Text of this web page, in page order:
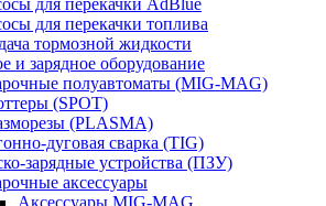
для перекачки AdBlue
для перекачки топлива
тормозной жидкости
и зарядное оборудование
полуавтоматы (MIG-MAG)
(SPOT)
(PLASMA)
дуговая сварка (TIG)
зарядные устройства (ПЗУ)
аксессуары
Аксессуары MIG-MAG